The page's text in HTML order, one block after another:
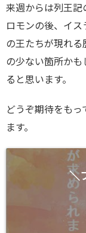
来週からは列王記
ロモンの後、イ
の王たちが現れ
の少ない箇所か
ると思います。
どうぞ期待をも
ます。
＼